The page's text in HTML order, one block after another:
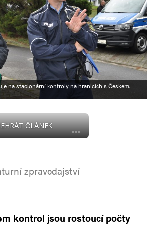
na stacionární kontroly na hranicích s Českem.
ČLÁNEK
zpravodajství
kontrol jsou rostoucí počty